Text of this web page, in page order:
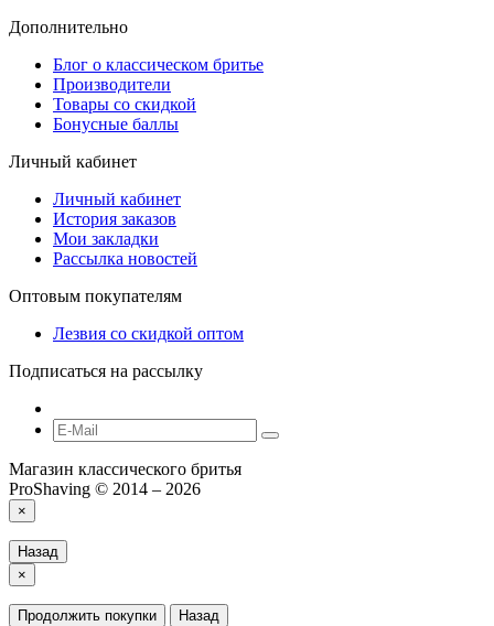
Дополнительно
Блог о классическом бритье
Производители
Товары со скидкой
Бонусные баллы
Личный кабинет
Личный кабинет
История заказов
Мои закладки
Рассылка новостей
Оптовым покупателям
Лезвия со скидкой оптом
Подписаться на рассылку
Магазин классического бритья
ProShaving © 2014 – 2026
×
Назад
×
Продолжить покупки Назад